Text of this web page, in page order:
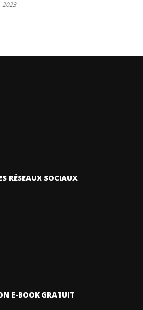
2023
RÉSEAUX SOCIAUX
E-BOOK GRATUIT